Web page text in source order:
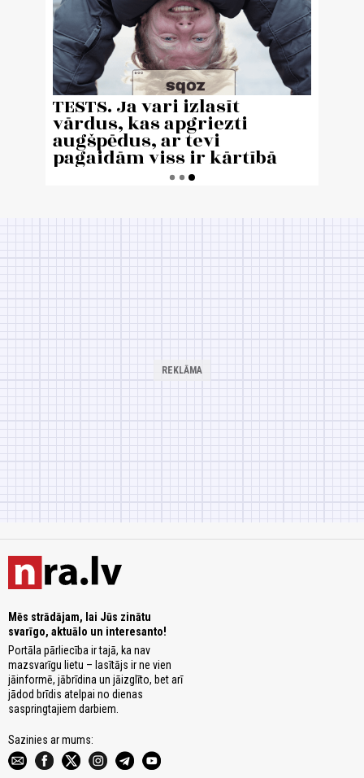
Mēs strādājam, lai Jūs zinātu
svarīgo, aktuālo un interesanto!
Portāla pārliecība ir tajā, ka nav
mazsvarīgu lietu – lasītājs ir ne vien
jāinformē, jābrīdina un jāizglīto, bet arī
jādod brīdis atelpai no dienas
saspringtajiem darbiem.
Sazinies ar mums: